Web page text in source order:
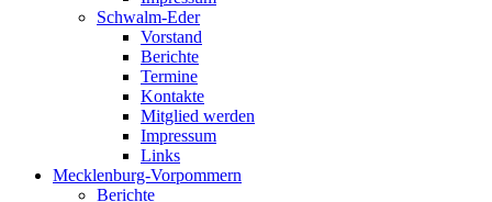
Schwalm-Eder
Vorstand
Berichte
Termine
Kontakte
Mitglied werden
Impressum
Links
Mecklenburg-Vorpommern
Berichte